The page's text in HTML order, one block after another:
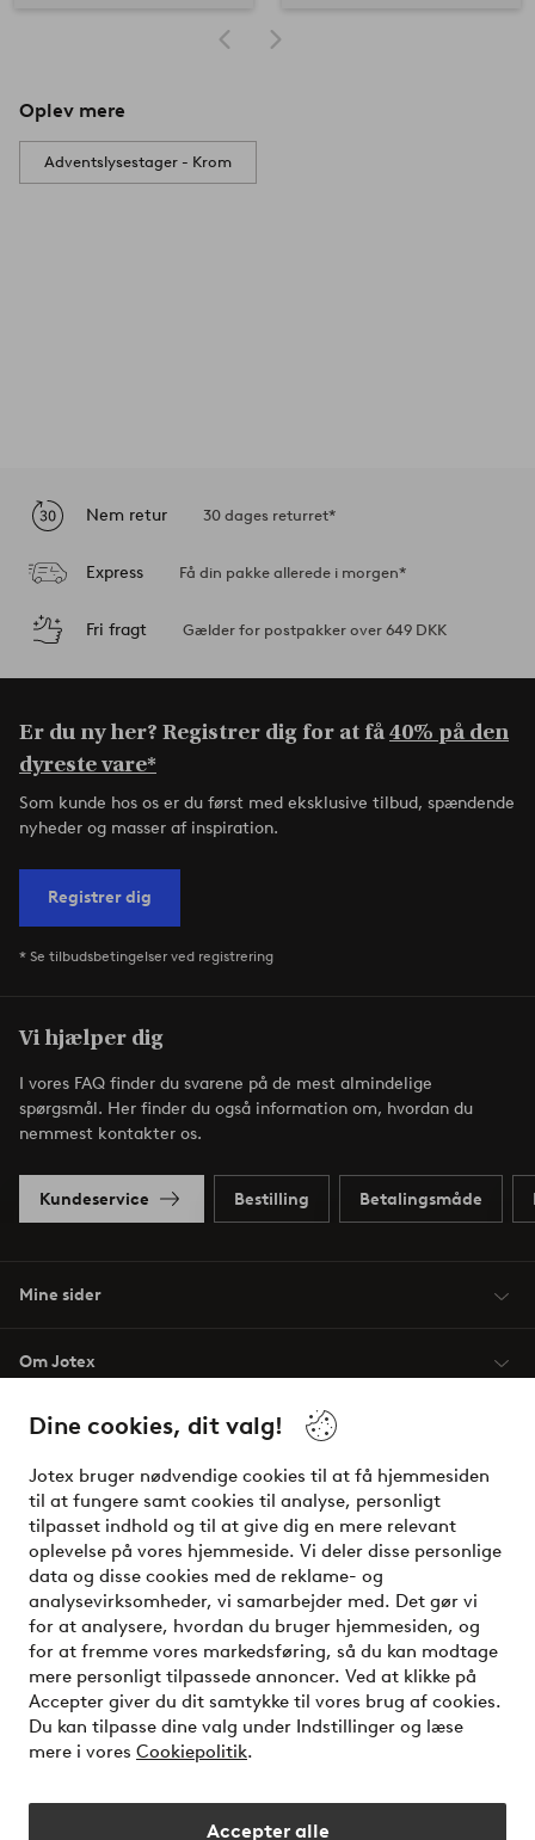
Dine cookies, dit valg!
Jotex bruger nødvendige cookies til at få hjemmesiden
til at fungere samt cookies til analyse, personligt
tilpasset indhold og til at give dig en mere relevant
oplevelse på vores hjemmeside. Vi deler disse personlige
data og disse cookies med de reklame- og
analysevirksomheder, vi samarbejder med. Det gør vi
for at analysere, hvordan du bruger hjemmesiden, og
for at fremme vores markedsføring, så du kan modtage
mere personligt tilpassede annoncer. Ved at klikke på
Accepter giver du dit samtykke til vores brug af cookies.
Du kan tilpasse dine valg under Indstillinger og læse
mere i vores Cookiepolitik.
Accepter alle
Oplev mere
Adventslysestager - Krom
Nem retur 30 dages returret*
Express Få din pakke allerede i morgen*
Fri fragt Gælder for postpakker over 649 DKK
Er du ny her? Registrer dig for at få40% på den
dyreste vare*
Som kunde hos os er du først med eksklusive tilbud, spændende
nyheder og masser af inspiration.
Registrer dig
* Se tilbudsbetingelser ved registrering
Vi hjælper dig
I vores FAQ finder du svarene på de mest almindelige
spørgsmål. Her finder du også information om, hvordan du
nemmest kontakter os.
Kundeservice Bestilling Betalingsmåde
Mine sider
Om Jotex
Vilkår
Venner
Sikre betalinger - betal nu eller del op
Vil du vide mere om vores betalingsmuligheder?
elpy